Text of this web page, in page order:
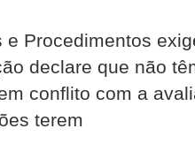
e Procedimentos
declare que não
conflito com a
terem